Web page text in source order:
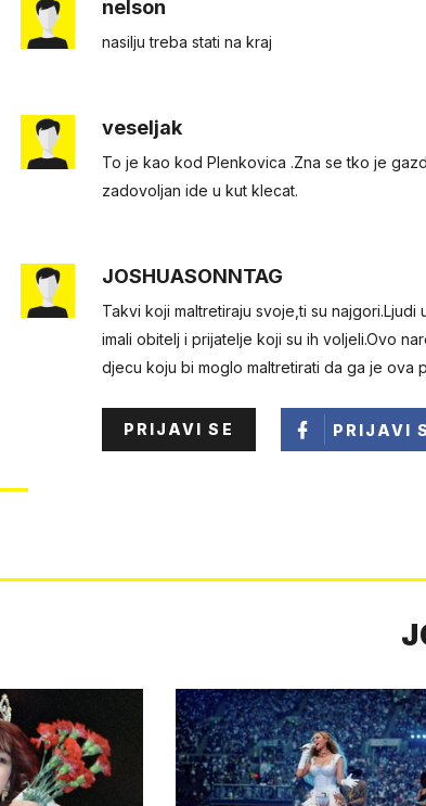
nelson
nasilju treba stati na kraj
veseljak
To je kao kod Plenkovica .Zna se tko je
zadovoljan ide u kut klecat.
JOSHUASONNTAG
Takvi koji maltretiraju svoje,ti su
imali obitelj i prijatelje koji su ih voljeli.Ovo
djecu koju bi moglo maltretirati da ga je ova
PRIJAVI SE PRIJAVI